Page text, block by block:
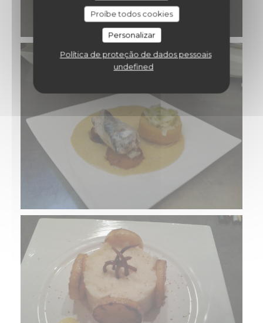
Proíbe todos cookies
Personalizar
Política de proteção de dados pessoais
undefined